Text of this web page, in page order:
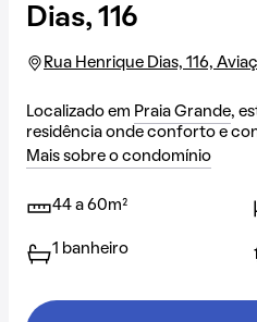
Dias, 116
Rua Henrique Dias, 116,
Localizado em Praia Grande,
residência onde conforto e
Mais sobre o condomínio
44 a 60m²
1 banheiro